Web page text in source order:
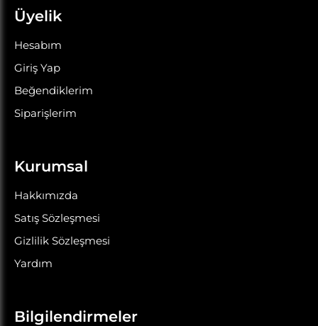
Üyelik
Hesabım
Giriş Yap
Beğendiklerim
Siparişlerim
Kurumsal
Hakkımızda
Satış Sözleşmesi
Gizlilik Sözleşmesi
Yardım
Bilgilendirmeler